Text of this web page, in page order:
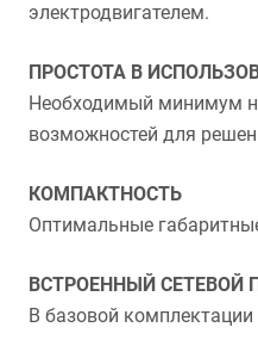
электродвигателем.
ПРОСТОТА В
Необходимый минимум
возможностей для
КОМПАКТНОСТЬ
Оптимальные
ВСТРОЕННЫЙ СЕТЕВОЙ
В базовой комплектации